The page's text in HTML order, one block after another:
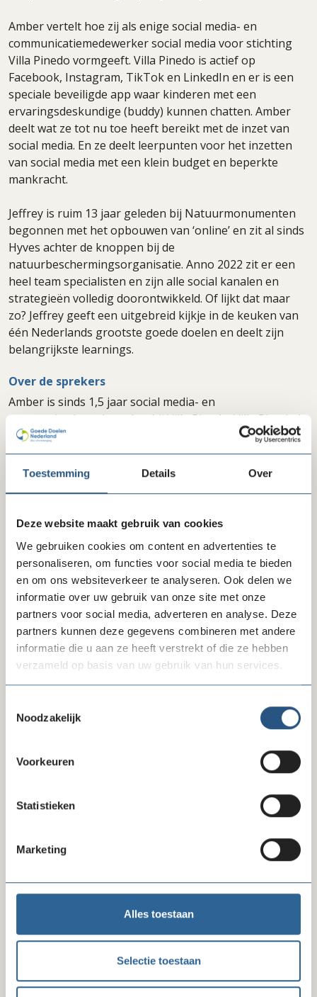
Toestemming Details Over
Deze website maakt gebruik van cookies
We gebruiken cookies om content en advertenties te
personaliseren, om functies voor social media te bieden
en om ons websiteverkeer te analyseren. Ook delen we
informatie over uw gebruik van onze site met onze
partners voor social media, adverteren en analyse. Deze
partners kunnen deze gegevens combineren met andere
informatie die u aan ze heeft verstrekt of die ze hebben
verzameld op basis van uw gebruik van hun services.
Noodzakelijk
Voorkeuren
Statistieken
Marketing
Alles toestaan
Selectie toestaan
Amber vertelt hoe zij als enige social media- en
communicatiemedewerker social media voor stichting
Villa Pinedo vormgeeft. Villa Pinedo is actief op
Facebook, Instagram, TikTok en LinkedIn en er is een
speciale beveiligde app waar kinderen met een
ervaringsdeskundige (buddy) kunnen chatten. Amber
deelt wat ze tot nu toe heeft bereikt met de inzet van
social media. En ze deelt leerpunten voor het inzetten
van social media met een klein budget en beperkte
mankracht.
Jeffrey is ruim 13 jaar geleden bij Natuurmonumenten
begonnen met het opbouwen van ‘online’ en zit al sinds
Hyves achter de knoppen bij de
natuurbeschermingsorganisatie. Anno 2022 zit er een
heel team specialisten en zijn alle social kanalen en
strategieën volledig doorontwikkeld. Of lijkt dat maar
zo? Jeffrey geeft een uitgebreid kijkje in de keuken van
één Nederlands grootste goede doelen en deelt zijn
belangrijkste learnings.
Over de sprekers
Amber is sinds 1,5 jaar social media- en
communicatiemedewerker bij Villa Pinedo. Villa Pinedo is
het podium waar kinderen en jongeren met gescheiden
ouders hun ervaringen delen en volwassenen bewust
maken van wat er in hun hoofd en hart omgaat. Met de
online (h)erkenning, hoop, liefde en steun vinden.
media bij Natuurmonumenten. De vereniging met
880.000 leden en donateurs groeit al jaren en met name
online heeft hier een gigantische bijdrage in gehad. Hij
houdt zich dagelijks bezig met het benutten van (online)
kansen, het opzetten en optimaliseren van campagnes,
coachen van boswachters, aansturen van de social
content productie en het webcare team.
Moderator van het webinar is Marie-Claire de Waal,
partner/strateeg bij communicatiebureau WWAV.
Kennissessies en webinars